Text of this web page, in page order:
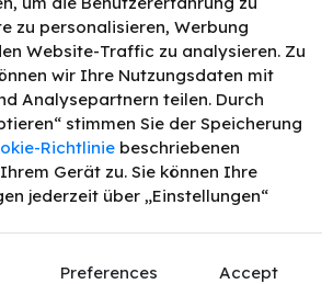
26,91 € - 10%
25,42 € - 15%
– +
IN DEN WARENKORB
inkl. MwSt. zzgl.Versand
Produkttyp:
zu personalisieren, Werbung
Website-Traffic zu analysieren. Zu
wir Ihre Nutzungsdaten mit
Analysepartnern teilen. Durch
stimmen Sie der Speicherung
Richtlinie beschriebenen
Gerät zu. Sie können Ihre
jederzeit über „Einstellungen“
Preferences Accept